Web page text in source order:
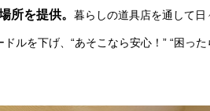
所を提供。 暮らしの道具店を通して
ドルを下げ、“あそこなら安心！” “困っ